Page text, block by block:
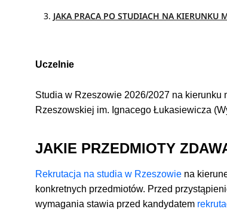
JAKA PRACA PO STUDIACH NA KIERUNKU
Uczelnie
Studia w Rzeszowie 2026/2027 na kierunku
Rzeszowskiej im. Ignacego Łukasiewicza
JAKIE PRZEDMIOTY
Rekrutacja na studia w Rzeszowiena
konkretnych przedmiotów. Przed
wymagania stawia przed kandydatem